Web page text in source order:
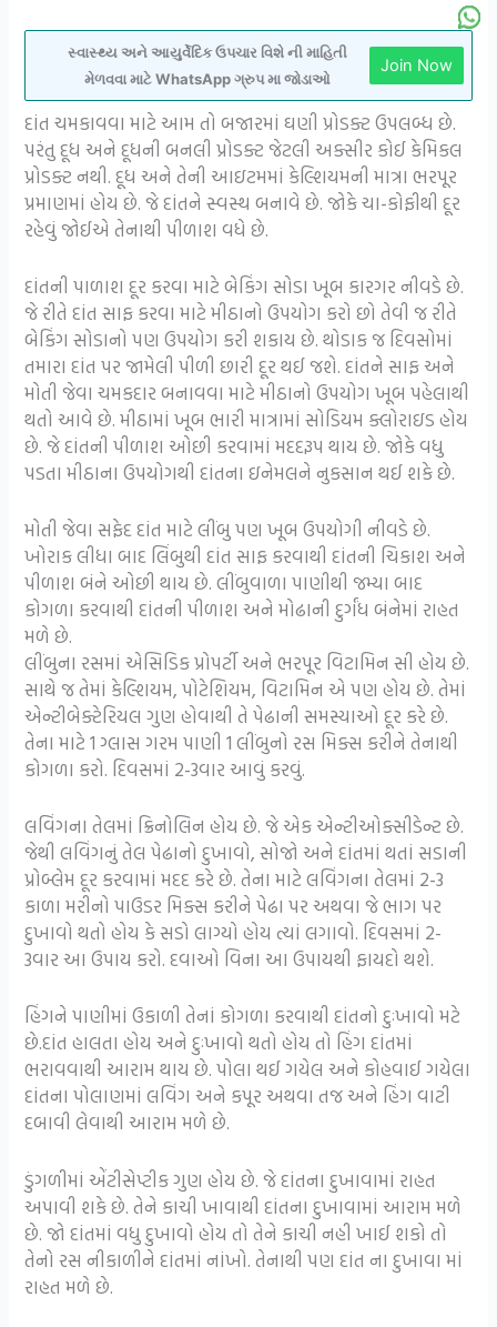
સ્વાસ્થ્ય અને આયુર્વેદિક ઉપચાર વિશે ની માહિતી
મેળવવા માટે WhatsApp ગ્રુપ મા જોડાઓ
Join Now
દાંત ચમકાવવા માટે આમ તો બજારમાં ઘણી પ્રોડક્ટ ઉપલબ્ધ છે.
પરંતુ દૂધ અને દૂધની બનલી પ્રોડક્ટ જેટલી અક્સીર કોઈ કેમિકલ
પ્રોડક્ટ નથી. દૂધ અને તેની આઇટમમાં કેલ્શિયમની માત્રા ભરપૂર
પ્રમાણમાં હોય છે. જે દાંતને સ્વસ્થ બનાવે છે. જોકે ચા-કોફીથી દૂર
રહેવું જોઈએ તેનાથી પીળાશ વધે છે.
દાંતની પાળાશ દૂર કરવા માટે બેકિંગ સોડા ખૂબ કારગર નીવડે છે.
જે રીતે દાંત સાફ કરવા માટે મીઠાનો ઉપયોગ કરો છો તેવી જ રીતે
બેકિંગ સોડાનો પણ ઉપયોગ કરી શકાય છે. થોડાક જ દિવસોમાં
તમારા દાંત પર જામેલી પીળી છારી દૂર થઈ જશે. દાંતને સાફ અને
મોતી જેવા ચમકદાર બનાવવા માટે મીઠાનો ઉપયોગ ખૂબ પહેલાથી
થતો આવે છે. મીઠામાં ખૂબ ભારી માત્રામાં સોડિયમ ક્લોરાઇડ હોય
છે. જે દાંતની પીળાશ ઓછી કરવામાં મદદરૂપ થાય છે. જોકે વધુ
પડતા મીઠાના ઉપયોગથી દાંતના ઇનેમલને નુકસાન થઈ શકે છે.
મોતી જેવા સફેદ દાંત માટે લીંબુ પણ ખૂબ ઉપયોગી નીવડે છે.
ખોરાક લીધા બાદ લિંબુથી દાંત સાફ કરવાથી દાંતની ચિકાશ અને
પીળાશ બંને ઓછી થાય છે. લીંબુવાળા પાણીથી જમ્યા બાદ
કોગળા કરવાથી દાંતની પીળાશ અને મોઢાની દુર્ગંધ બંનેમાં રાહત
મળે છે.
લીંબુના રસમાં એસિડિક પ્રોપર્ટી અને ભરપૂર વિટામિન સી હોય છે.
સાથે જ તેમાં કેલ્શિયમ, પોટેશિયમ, વિટામિન એ પણ હોય છે. તેમાં
એન્ટીબેક્ટેરિયલ ગુણ હોવાથી તે પેઢાની સમસ્યાઓ દૂર કરે છે.
તેના માટે 1 ગ્લાસ ગરમ પાણી 1 લીંબુનો રસ મિક્સ કરીને તેનાથી
કોગળા કરો. દિવસમાં 2-3વાર આવું કરવું.
લવિંગના તેલમાં ક્રિનોલિન હોય છે. જે એક એન્ટીઓક્સીડેન્ટ છે.
જેથી લવિંગનું તેલ પેઢાનો દુખાવો, સોજો અને દાંતમાં થતાં સડાની
પ્રોબ્લેમ દૂર કરવામાં મદદ કરે છે. તેના માટે લવિંગના તેલમાં 2-3
કાળા મરીનો પાઉડર મિક્સ કરીને પેઢા પર અથવા જે ભાગ પર
દુખાવો થતો હોય કે સડો લાગ્યો હોય ત્યાં લગાવો. દિવસમાં 2-
3વાર આ ઉપાય કરો. દવાઓ વિના આ ઉપાયથી ફાયદો થશે.
હિંગને પાણીમાં ઉકાળી તેનાં કોગળા કરવાથી દાંતનો દુઃખાવો મટે
છે.દાંત હાલતા હોય અને દુઃખાવો થતો હોય તો હિંગ દાંતમાં
ભરાવવાથી આરામ થાય છે. પોલા થઈ ગયેલ અને કોહવાઈ ગયેલા
દાંતના પોલાણમાં લવિંગ અને કપૂર અથવા તજ અને હિંગ વાટી
દબાવી લેવાથી આરામ મળે છે.
ડુંગળીમાં એંટીસેપ્ટીક ગુણ હોય છે. જે દાંતના દુખાવામાં રાહત
અપાવી શકે છે. તેને કાચી ખાવાથી દાંતના દુખાવામાં આરામ મળે
છે. જો દાંતમાં વધુ દુખાવો હોય તો તેને કાચી નહી ખાઈ શકો તો
તેનો રસ નીકાળીને દાંતમાં નાંખો. તેનાથી પણ દાંત ના દુખાવા માં
રાહત મળે છે.